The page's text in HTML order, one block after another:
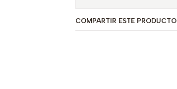
COMPARTIR ESTE PRODUCTO